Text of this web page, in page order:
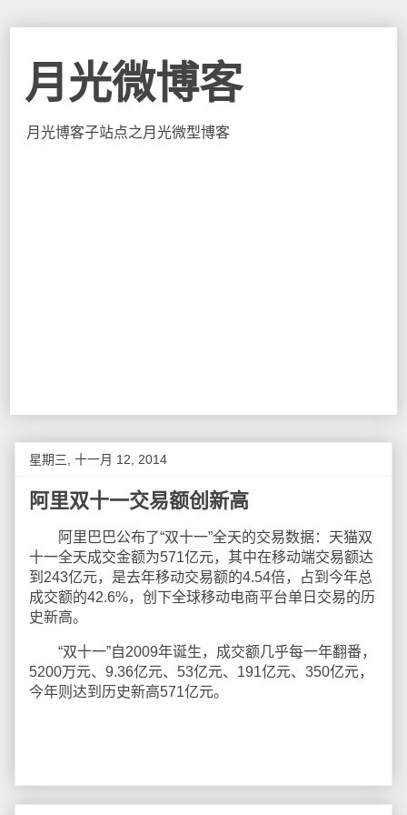
月光微博客
月光博客子站点之月光微型博客
星期三, 十一月 12, 2014
阿里双十一交易额创新高
阿里巴巴公布了“双十一”全天的交易数据：天猫双
十一全天成交金额为571亿元，其中在移动端交易额达
到243亿元，是去年移动交易额的4.54倍，占到今年总
成交额的42.6%，创下全球移动电商平台单日交易的历
史新高。
“双十一”自2009年诞生，成交额几乎每一年翻番，
5200万元、9.36亿元、53亿元、191亿元、350亿元，
今年则达到历史新高571亿元。